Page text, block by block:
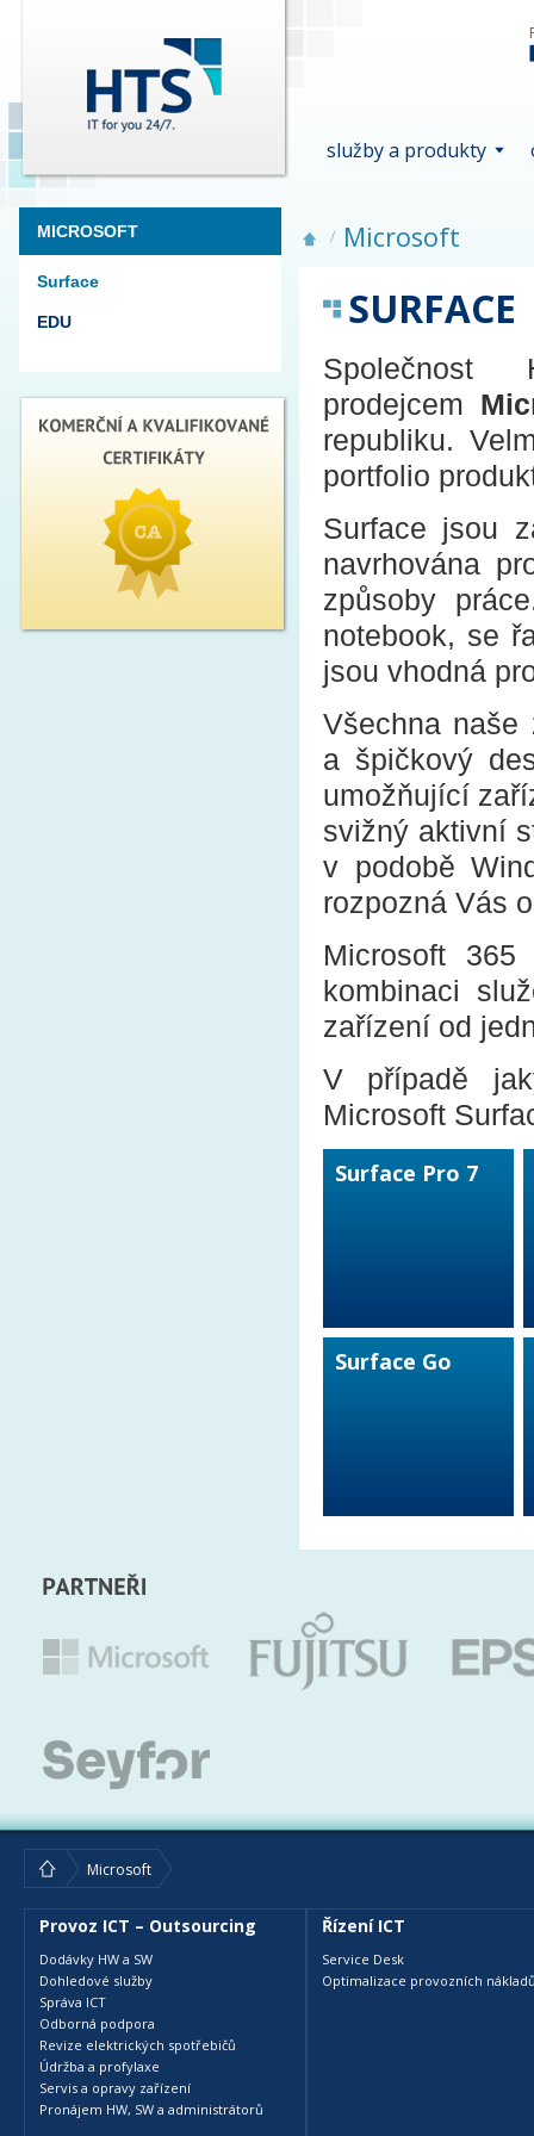
služby a produkty
MICROSOFT
Surface
EDU
Microsoft
SURFACE
Společnost
prodejcem
republiku.
portfolio
Surface jsou
navrhována
způsoby
notebook, se
jsou vhodná
Všechna naše
a špičkový
umožňující
svižný aktivní
v podobě
rozpozná Vás
Microsoft
kombinaci
zařízení od
V případě
Microsoft
Surface Pro 7
Surface Go
Microsoft
Provoz ICT – Outsourcing
Dodávky HW a SW
Dohledové služby
Správa ICT
Odborná podpora
Revize elektrických spotřebičů
Údržba a profylaxe
Servis a opravy zařízení
Pronájem HW, SW a administrátorů
Řízení ICT
Service Desk
Optimalizace provozních